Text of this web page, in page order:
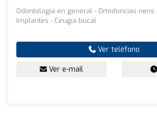
Odontología en general - Ortodoncias nens
Implantes - Cirugía bucal
Ver teléfono
Ver e-mail